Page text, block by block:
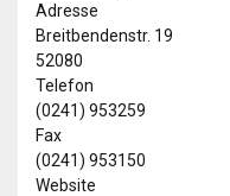
Adresse
Breitbendenstr. 19
52080
Telefon
(0241) 953259
Fax
(0241) 953150
Website